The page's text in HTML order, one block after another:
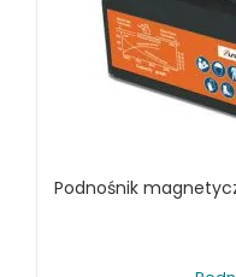
Podnośnik